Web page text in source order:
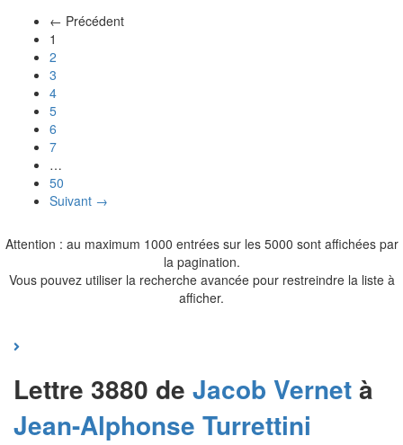
← Précédent
1
2
3
4
5
6
7
…
50
Suivant →
Attention : au maximum 1000 entrées sur les 5000 sont affichées par
la pagination.
Vous pouvez utiliser la recherche avancée pour restreindre la liste à
afficher.
Lettre 3880 de Jacob Vernetà
Jean-Alphonse Turrettini